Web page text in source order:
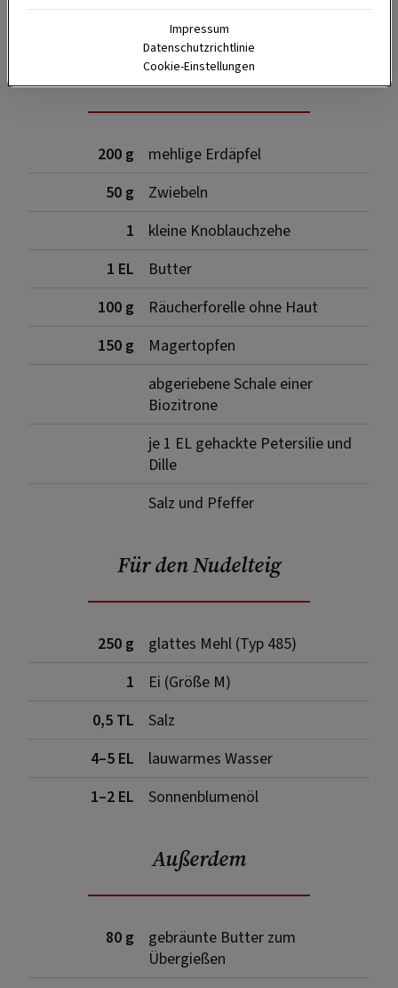
Für die Fülle
200 g
mehlige Erdäpfel
50 g
Zwiebeln
1
kleine Knoblauchzehe
1 EL
Butter
100 g
Räucherforelle ohne Haut
150 g
Magertopfen
abgeriebene Schale einer
Biozitrone
je 1 EL gehackte Petersilie und
Dille
Salz und Pfeffer
Für den Nudelteig
250 g
glattes Mehl (Typ 485)
1
Ei (Größe M)
0,5 TL
Salz
4–5 EL
lauwarmes Wasser
1–2 EL
Sonnenblumenöl
Außerdem
80 g
gebräunte Butter zum
Übergießen
Impressum
Datenschutzrichtlinie
Cookie-Einstellungen